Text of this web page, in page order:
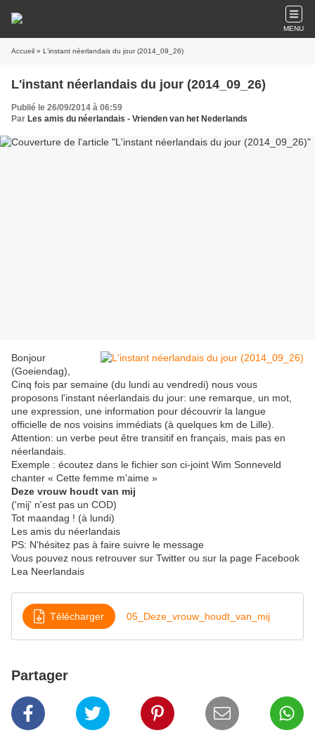
MENU
Accueil » L'instant néerlandais du jour (2014_09_26)
L'instant néerlandais du jour (2014_09_26)
Publié le 26/09/2014 à 06:59
Par Les amis du néerlandais - Vrienden van het Nederlands
Bonjour
(Goeiendag),
Cinq fois par semaine (du lundi au vendredi) nous vous
proposons l'instant néerlandais du jour: une remarque, un mot,
une expression, une information pour découvrir la langue
officielle de nos voisins immédiats (à quelques km de Lille).
Attention: un verbe peut être transitif en français, mais pas en
néerlandais.
Exemple : écoutez dans le fichier son ci-joint Wim Sonneveld
chanter « Cette femme m'aime »
Deze vrouw houdt van mij
('mij' n'est pas un COD)
Tot maandag ! (à lundi)
Les amis du néerlandais
PS: N'hésitez pas à faire suivre le message
Vous pouvez nous retrouver sur Twitter ou sur la page Facebook
Lea Neerlandais
Télécharger 05_Deze_vrouw_houdt_van_mij
Partager